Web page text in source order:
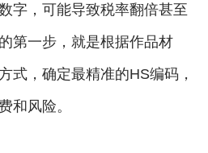
字，可能导致税率翻倍甚至
第一步，就是根据作品材
式，确定最精准的HS编码，
和风险。